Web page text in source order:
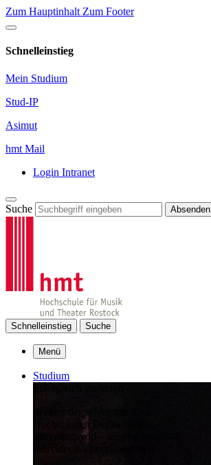
Zum Hauptinhalt Zum Footer
Schnelleinstieg
Mein Studium
Stud-IP
Asimut
hmt Mail
Login Intranet
Suche Absenden
Schnelleinstieg Suche
Menü
Studium
in einer der schönsten
Hochschulen Deutschlands:
stimmungsvoll – anspruchsvoll –
individuell – praxisorientiert